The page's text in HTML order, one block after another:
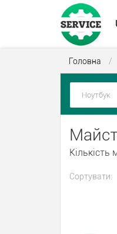
Головна /
Кількість
Сортувати: